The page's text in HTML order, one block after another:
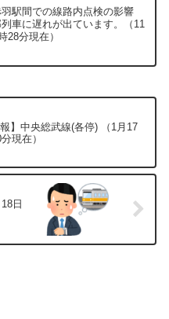
駅間での線路内点検の影響
車に遅れが出ています。（11
28分現在）
報】中央総武線(各停) （1月17
現在）
日